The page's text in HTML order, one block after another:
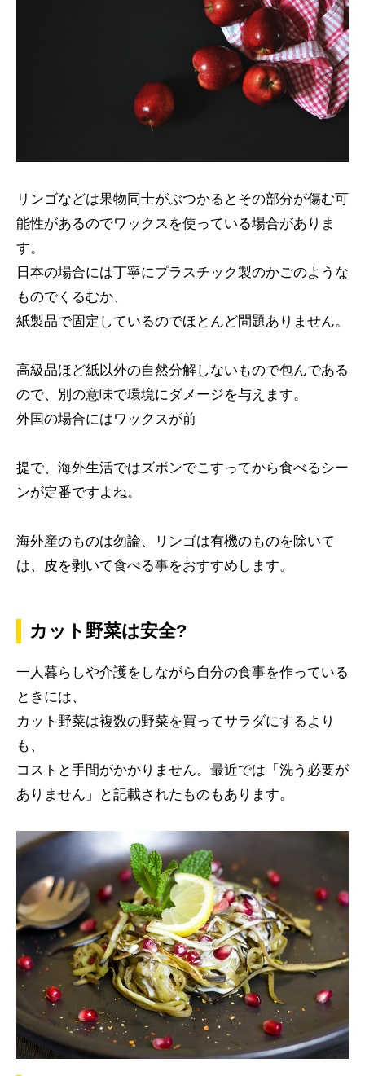
リンゴなどは果物同士がぶつかるとその部分が傷む可
能性があるのでワックスを使っている場合がありま
す。
日本の場合には丁寧にプラスチック製のかごのような
ものでくるむか、
紙製品で固定しているのでほとんど問題ありません。
高級品ほど紙以外の自然分解しないもので包んである
ので、別の意味で環境にダメージを与えます。
外国の場合にはワックスが前
提で、海外生活ではズボンでこすってから食べるシー
ンが定番ですよね。
海外産のものは勿論、リンゴは有機のものを除いて
は、皮を剥いて食べる事をおすすめします。
カット野菜は安全?
一人暮らしや介護をしながら自分の食事を作っている
ときには、
カット野菜は複数の野菜を買ってサラダにするより
も、
コストと手間がかかりません。最近では「洗う必要が
ありません」と記載されたものもあります。